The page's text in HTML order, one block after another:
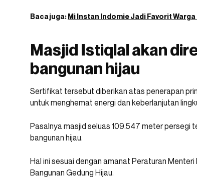
Baca juga:Mi Instan Indomie Jadi Favorit
Masjid Istiqlal akan
bangunan hijau
Sertifikat tersebut diberikan atas penerapan
untuk menghemat energi dan keberlanjutan
Pasalnya masjid seluas 109.547 meter persegi
bangunan hijau.
Hal ini sesuai dengan amanat Peraturan
Bangunan Gedung Hijau.